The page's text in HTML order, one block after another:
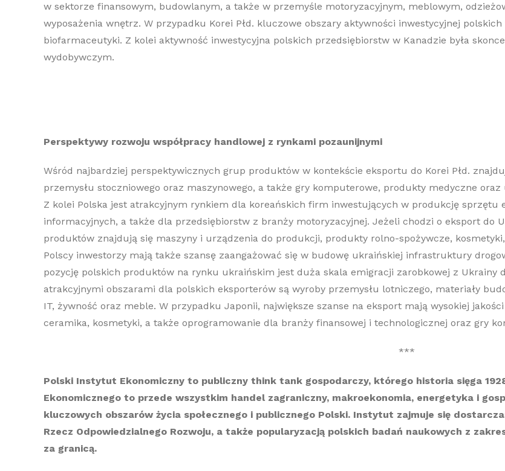
w sektorze finansowym, budowlanym, a także w przemyśle motoryzacyjnym, meblowym,
wyposażenia wnętrz. W przypadku Korei Płd. kluczowe obszary aktywności inwestycyjnej
biofarmaceutyki. Z kolei aktywność inwestycyjna polskich przedsiębiorstw w Kanadzie była
wydobywczym.
Perspektywy rozwoju współpracy handlowej z rynkami pozaunijnymi
Wśród najbardziej perspektywicznych grup produktów w kontekście eksportu do Korei Płd.
przemysłu stoczniowego oraz maszynowego, a także gry komputerowe, produkty medyczne
Z kolei Polska jest atrakcyjnym rynkiem dla koreańskich firm inwestujących w produkcję sprzętu
informacyjnych, a także dla przedsiębiorstw z branży motoryzacyjnej. Jeżeli chodzi o eksport do
produktów znajdują się maszyny i urządzenia do produkcji, produkty rolno-spożywcze,
Polscy inwestorzy mają także szansę zaangażować się w budowę ukraińskiej infrastruktury
pozycję polskich produktów na rynku ukraińskim jest duża skala emigracji zarobkowej z Ukrainy
atrakcyjnymi obszarami dla polskich eksporterów są wyroby przemysłu lotniczego, materiały
IT, żywność oraz meble. W przypadku Japonii, największe szanse na eksport mają wysokiej
ceramika, kosmetyki, a także oprogramowanie dla branży finansowej i technologicznej oraz gry
***
Polski Instytut Ekonomiczny to publiczny think tank gospodarczy, którego historia sięga
Ekonomicznego to przede wszystkim handel zagraniczny, makroekonomia, energetyka i
kluczowych obszarów życia społecznego i publicznego Polski. Instytut zajmuje się
Rzecz Odpowiedzialnego Rozwoju, a także popularyzacją polskich badań naukowych z
za granicą.